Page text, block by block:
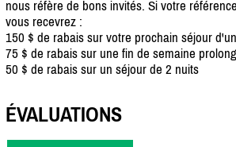
nous réfère de bons invités. Si votre
vous recevrez :
150 $ de rabais sur votre prochain séjour
75 $ de rabais sur une fin de semaine
50 $ de rabais sur un séjour de 2 nuits
ÉVALUATIONS